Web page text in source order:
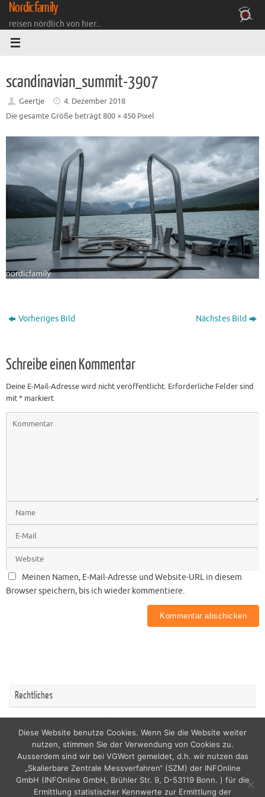
Zum
Inhalt
springen
Nordicfamily
reisen nördlich von hier...
scandinavian_summit-3907
Geertje
4. Dezember 2018
Die gesamte Größe beträgt800 × 450 Pixel
Vorheriges Bild Nächstes Bild
Schreibe einen Kommentar
Deine E-Mail-Adresse wird nicht veröffentlicht. Erforderliche Felder sind
mit* markiert
Meinen Namen, E-Mail-Adresse und Website-URL in diesem
Browser speichern, bis ich wieder kommentiere.
Rechtliches
Impressum Datenschutzerklärung
copyright by nordicfamily
Diese Website benutze Cookies. Wenn Sie die Website weiter
nutzen, stimmen Sie der Verwendung von Cookies zu.
Ausserdem sind wir bei VGWort gemeldet, d.h. wir nutzen das
„Skalierbare Zentrale Messverfahren“ (SZM) der INFOnline
GmbH (INFOnline GmbH, Brühler Str. 9, D-53119 Bonn. ) für die
Ermittlung statistischer Kennwerte zur Ermittlung der